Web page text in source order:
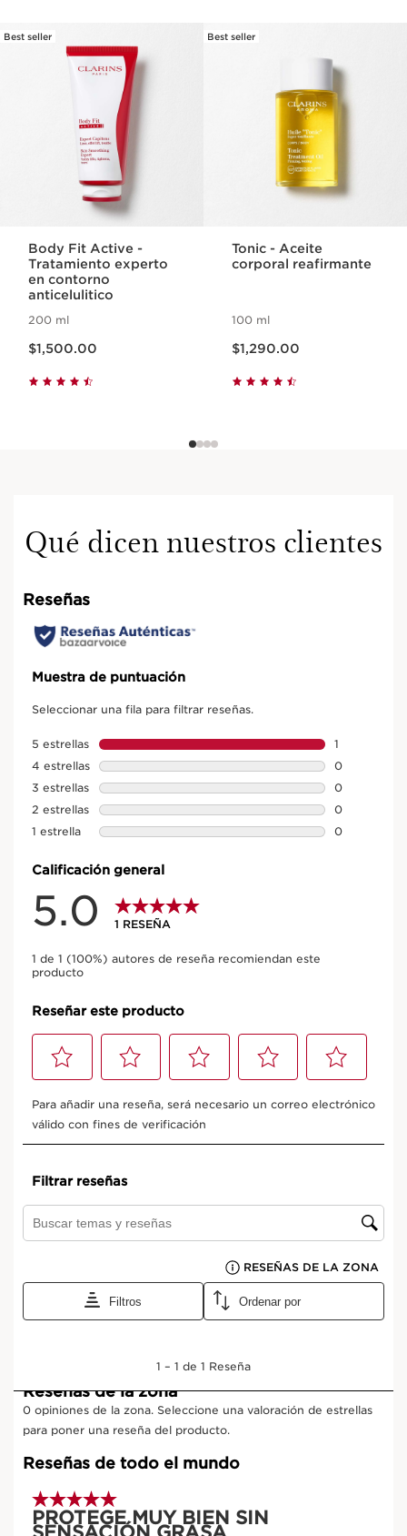
IR AL CONTENIDO
Best seller
Body Fit Active -
Tratamiento experto
en contorno
anticelulitico
200 ml
$1,500.00
Best seller
Tonic - Aceite
corporal reafirmante
100 ml
$1,290.00
Qué dicen nuestros clientes